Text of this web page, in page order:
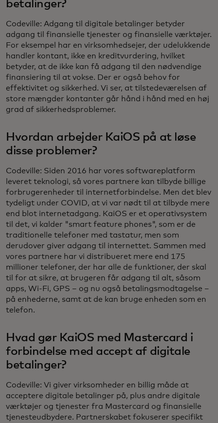
betalinger?
Codeville: Adgang til digitale betalinger betyder
adgang til finansielle tjenester og finansielle værktøjer.
For eksempel har en virksomhedsejer, der udelukkende
handler kontant, ikke en kreditvurdering, hvilket
betyder, at de ikke kan få adgang til den nødvendige
finansiering til at vokse. Der er også behov for
effektivitet og sikkerhed. Vi ser, at tilstedeværelsen af
store mængder kontanter går hånd i hånd med en høj
grad af sikkerhedsproblemer.
Hvordan arbejder KaiOS på at løse
disse problemer?
Codeville: Siden 2016 har vores softwareplatform
leveret teknologi, så vores partnere kan tilbyde billige
forbrugerenheder til internetforbindelse. Men det blev
tydeligt under COVID, at vi var nødt til at tilbyde mere
end blot internetadgang. KaiOS er et operativsystem
til det, vi kalder "smart feature phones", som er de
traditionelle telefoner med tastatur, men som
derudover giver adgang til internettet. Sammen med
vores partnere har vi distribueret mere end 175
millioner telefoner, der har alle de funktioner, der skal
til for at sikre, at brugeren får adgang til alt, såsom
apps, Wi-Fi, GPS – og nu også betalingsmodtagelse –
på enhederne, samt at de kan bruge enheden som en
telefon.
Hvad gør KaiOS med Mastercard i
forbindelse med accept af digitale
betalinger?
Codeville: Vi giver virksomheder en billig måde at
acceptere digitale betalinger på, plus andre digitale
værktøjer og tjenester fra Mastercard og finansielle
tjenesteudbydere. Partnerskabet fokuserer specifikt